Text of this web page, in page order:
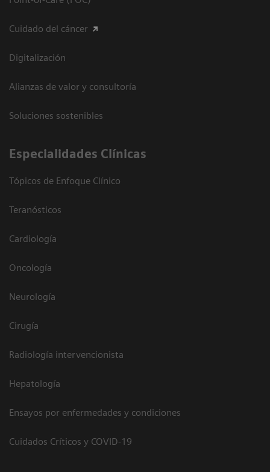
Cuidado del cáncer
Digitalización
Alianzas de valor y consultoría
Soluciones sostenibles
Especialidades Clínicas
Tópicos de Enfoque Clínico
Teranósticos
Cardiología
Oncología
Neurología
Cirugía
Radiología intervencionista
Hepatología
Ensayos por enfermedades y condiciones
Cuidados Críticos y COVID-19